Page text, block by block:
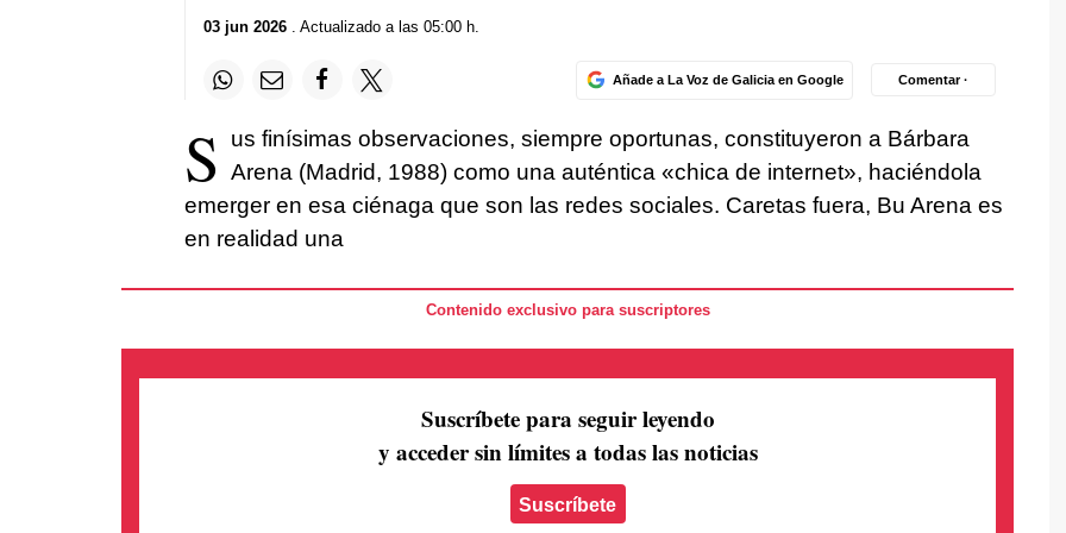
03 jun 2026. Actualizado a las 05:00 h.
Añade a La Voz de Galicia en Google Comentar ·
S
us finísimas observaciones, siempre oportunas, constituyeron a Bárbara
Arena (Madrid, 1988) como una auténtica «chica de internet», haciéndola
emerger en esa ciénaga que son las redes sociales. Caretas fuera, Bu Arena es
en realidad una
Contenido exclusivo para suscriptores
Suscríbete para seguir leyendo
y acceder sin límites a todas las noticias
Suscríbete